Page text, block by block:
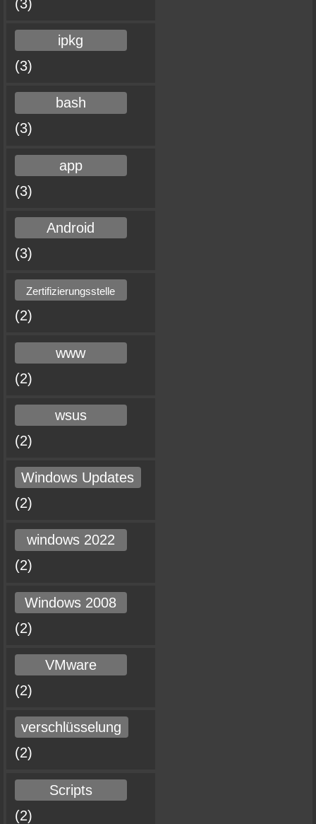
(3)
ipkg
(3)
bash
(3)
app
(3)
Android
(3)
Zertifizierungsstelle
(2)
www
(2)
wsus
(2)
Windows Updates
(2)
windows 2022
(2)
Windows 2008
(2)
VMware
(2)
verschlüsselung
(2)
Scripts
(2)